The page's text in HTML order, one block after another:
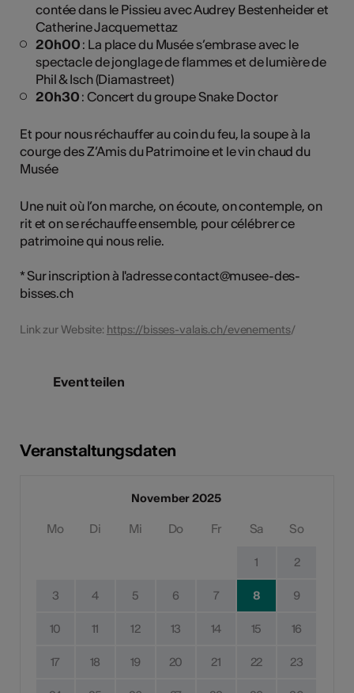
contée dans le Pissieu avec Audrey Bestenheider et
Catherine Jacquemettaz
20h00 : La place du Musée s’embrase avec le
spectacle de jonglage de flammes et de lumière de
Phil & Isch (Diamastreet)
20h30 : Concert du groupe Snake Doctor
Et pour nous réchauffer au coin du feu, la soupe à la
courge des Z’Amis du Patrimoine et le vin chaud du
Musée
Une nuit où l’on marche, on écoute, on contemple, on
rit et on se réchauffe ensemble, pour célébrer ce
patrimoine qui nous relie.
* Sur inscription à l'adresse contact@musee-des-
bisses.ch
Link zur Website: https://bisses-valais.ch/evenements/
Event teilen
Veranstaltungsdaten
November 2025
Mo Di Mi Do Fr Sa So
1 2
3 4 5 6 7 8 9
10 11 12 13 14 15 16
17 18 19 20 21 22 23